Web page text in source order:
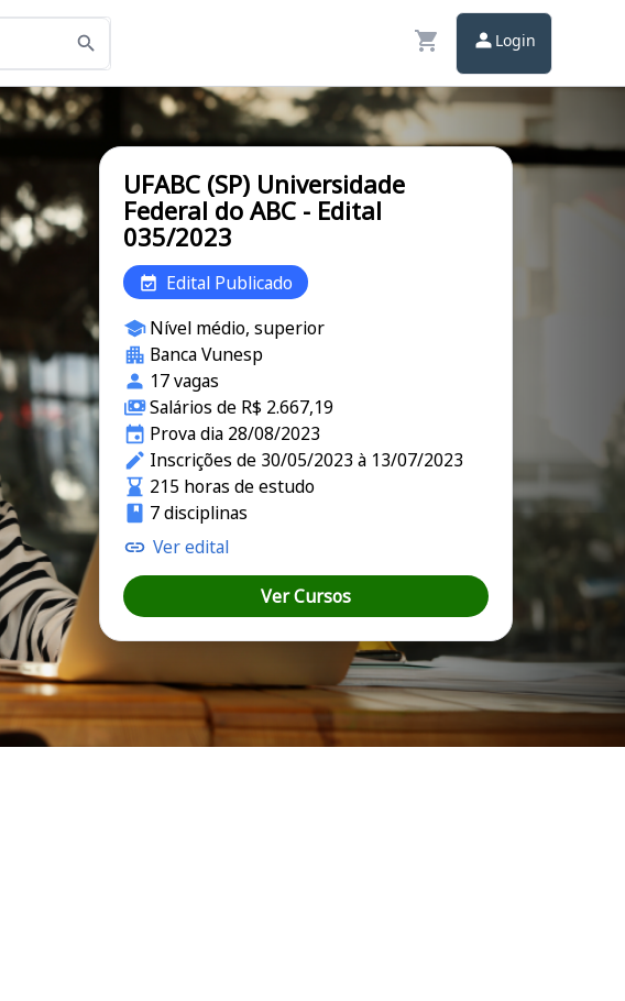
Login
UFABC (SP) Universidade
Federal do ABC - Edital
035/2023
Edital Publicado
Nível médio, superior
Banca Vunesp
17 vagas
Salários de R$ 2.667,19
Prova dia 28/08/2023
Inscrições de 30/05/2023 à 13/07/2023
215 horas de estudo
7 disciplinas
Ver edital
Ver Cursos